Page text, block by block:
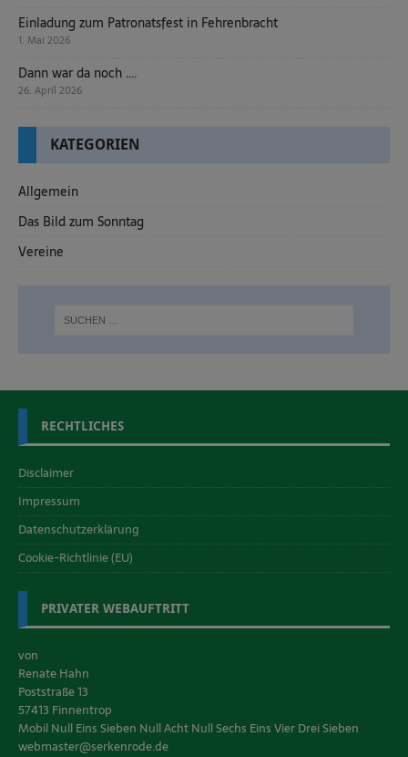
Einladung zum Patronatsfest in Fehrenbracht
1. Mai 2026
Dann war da noch ….
26. April 2026
KATEGORIEN
Allgemein
Das Bild zum Sonntag
Vereine
RECHTLICHES
Disclaimer
Impressum
Datenschutzerklärung
Cookie-Richtlinie (EU)
PRIVATER WEBAUFTRITT
von
Renate Hahn
Poststraße 13
57413 Finnentrop
Mobil Null Eins Sieben Null Acht Null Sechs Eins Vier Drei Sieben
webmaster@serkenrode.de